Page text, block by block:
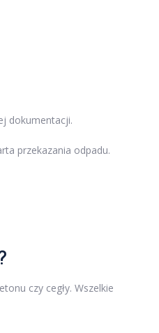
dokumentacji.
przekazania odpadu.
czy cegły. Wszelkie